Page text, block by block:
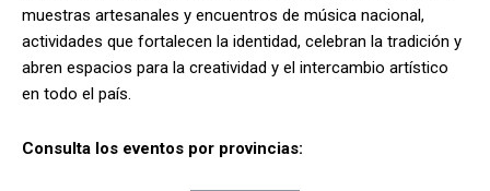
muestras artesanales y encuentros de música nacional,
actividades que fortalecen la identidad, celebran la tradición y
abren espacios para la creatividad y el intercambio artístico
en todo el país.
Consulta los eventos por provincias: